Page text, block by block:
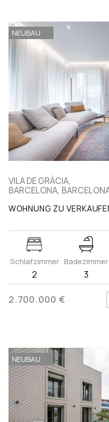
NEUBAU
VILA DE GRÀCIA,
BARCELONA,
WOHNUNG ZU
Schlafzimmer
2
Badezimmer
3
2.700.000 €
NEUBAU